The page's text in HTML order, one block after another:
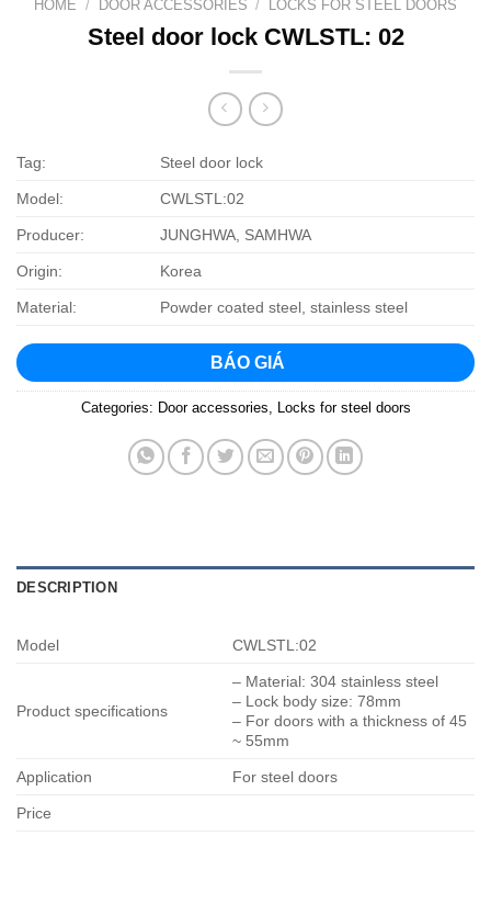
HOME / DOOR ACCESSORIES / LOCKS FOR STEEL DOORS
Steel door lock CWLSTL: 02
Tag: Steel door lock
Model: CWLSTL:02
Producer: JUNGHWA, SAMHWA
Origin: Korea
Material: Powder coated steel, stainless steel
BÁO GIÁ
Categories: Door accessories, Locks for steel doors
DESCRIPTION
Model CWLSTL:02
Product specifications
– Material: 304 stainless steel
– Lock body size: 78mm
– For doors with a thickness of 45
~ 55mm
Application For steel doors
Price